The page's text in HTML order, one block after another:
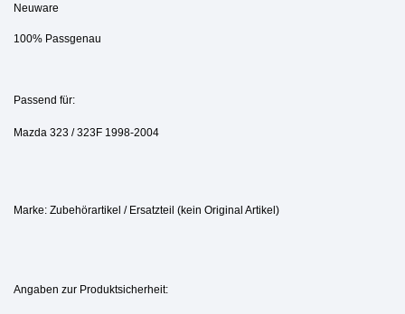
Neuware
100% Passgenau
Passend für:
Mazda 323 / 323F 1998-2004
Marke: Zubehörartikel / Ersatzteil (kein Original Artikel)
Angaben zur Produktsicherheit: